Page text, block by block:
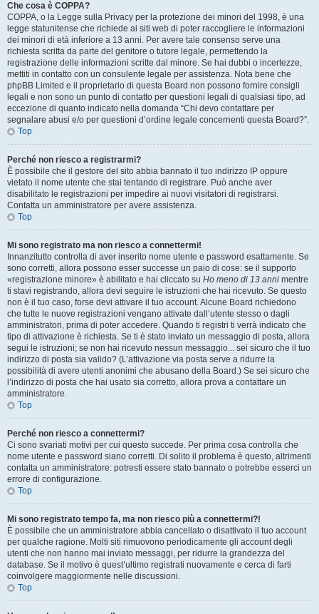
Che cosa è COPPA?
COPPA, o la Legge sulla Privacy per la protezione dei minori del 1998, è una
legge statunitense che richiede ai siti web di poter raccogliere le informazioni
dei minori di età inferiore a 13 anni. Per avere tale consenso serve una
richiesta scritta da parte del genitore o tutore legale, permettendo la
registrazione delle informazioni scritte dal minore. Se hai dubbi o incertezze,
mettiti in contatto con un consulente legale per assistenza. Nota bene che
phpBB Limited e il proprietario di questa Board non possono fornire consigli
legali e non sono un punto di contatto per questioni legali di qualsiasi tipo, ad
eccezione di quanto indicato nella domanda “Chi devo contattare per
segnalare abusi e/o per questioni d’ordine legale concernenti questa Board?”.
Top
Perché non riesco a registrarmi?
È possibile che il gestore del sito abbia bannato il tuo indirizzo IP oppure
vietato il nome utente che stai tentando di registrare. Può anche aver
disabilitato le registrazioni per impedire ai nuovi visitatori di registrarsi.
Contatta un amministratore per avere assistenza.
Top
Mi sono registrato ma non riesco a connettermi!
Innanzitutto controlla di aver inserito nome utente e password esattamente. Se
sono corretti, allora possono esser successe un paio di cose: se il supporto
«registrazione minore» è abilitato e hai cliccato su Ho meno di 13 anni mentre
ti stavi registrando, allora devi seguire le istruzioni che hai ricevuto. Se questo
non è il tuo caso, forse devi attivare il tuo account. Alcune Board richiedono
che tutte le nuove registrazioni vengano attivate dall’utente stesso o dagli
amministratori, prima di poter accedere. Quando ti registri ti verrà indicato che
tipo di attivazione è richiesta. Se ti è stato inviato un messaggio di posta, allora
segui le istruzioni; se non hai ricevuto nessun messaggio... sei sicuro che il tuo
indirizzo di posta sia valido? (L’attivazione via posta serve a ridurre la
possibilità di avere utenti anonimi che abusano della Board.) Se sei sicuro che
l’indirizzo di posta che hai usato sia corretto, allora prova a contattare un
amministratore.
Top
Perché non riesco a connettermi?
Ci sono svariati motivi per cui questo succede. Per prima cosa controlla che
nome utente e password siano corretti. Di solito il problema è questo, altrimenti
contatta un amministratore: potresti essere stato bannato o potrebbe esserci un
errore di configurazione.
Top
Mi sono registrato tempo fa, ma non riesco più a connettermi?!
È possibile che un amministratore abbia cancellato o disattivato il tuo account
per qualche ragione. Molti siti rimuovono periodicamente gli account degli
utenti che non hanno mai inviato messaggi, per ridurre la grandezza del
database. Se il motivo è quest’ultimo registrati nuovamente e cerca di farti
coinvolgere maggiormente nelle discussioni.
Top